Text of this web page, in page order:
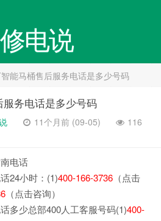
电说
能马桶售后服务电话是多少号码
务电话是多少号码
11个月前 (09-05)
116
电话
24小时：(1)400-166-3736 （点击
（点击咨询）
多少总部400人工客服号码(1)400-